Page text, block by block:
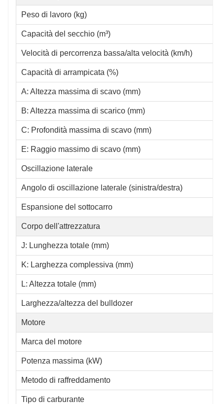
Peso di lavoro (kg)
Capacità del secchio (m³)
Velocità di percorrenza bassa/alta velocità (km/h)
Capacità di arrampicata (%)
A: Altezza massima di scavo (mm)
B: Altezza massima di scarico (mm)
C: Profondità massima di scavo (mm)
E: Raggio massimo di scavo (mm)
Oscillazione laterale
Angolo di oscillazione laterale (sinistra/destra)
Espansione del sottocarro
Corpo dell'attrezzatura
J: Lunghezza totale (mm)
K: Larghezza complessiva (mm)
L: Altezza totale (mm)
Larghezza/altezza del bulldozer
Motore
Marca del motore
Potenza massima (kW)
Metodo di raffreddamento
Tipo di carburante